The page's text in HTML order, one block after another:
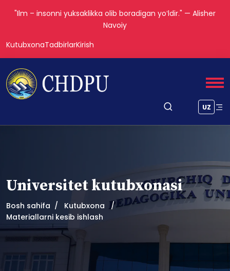
"Ilm – insonni yuksaklikka olib boradigan yoʻldir." — Alisher
Navoiy
KutubxonaTadbirlarKirish
UZ
Universitet kutubxonasi
Bosh sahifa
Kutubxona
Materiallarni kesib ishlash